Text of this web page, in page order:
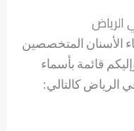
الرياض
الأسنان المتخصصين
قائمة بأسماء
كالتالي: